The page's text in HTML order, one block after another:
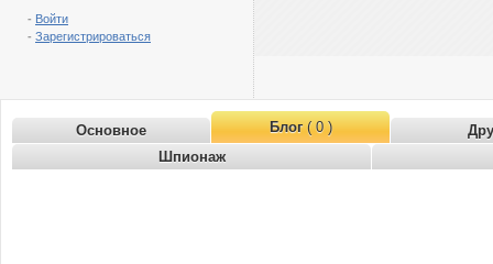
- Войти
- Зарегистрироваться
Основное Блог( 0 )
Шпионаж